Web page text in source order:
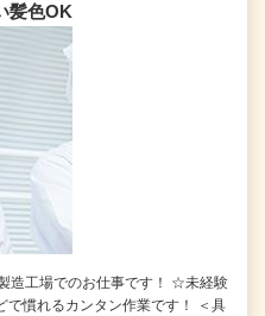
髪色OK
造工場でのお仕事です！ ☆未経験
で慣れるカンタン作業です！ ＜具